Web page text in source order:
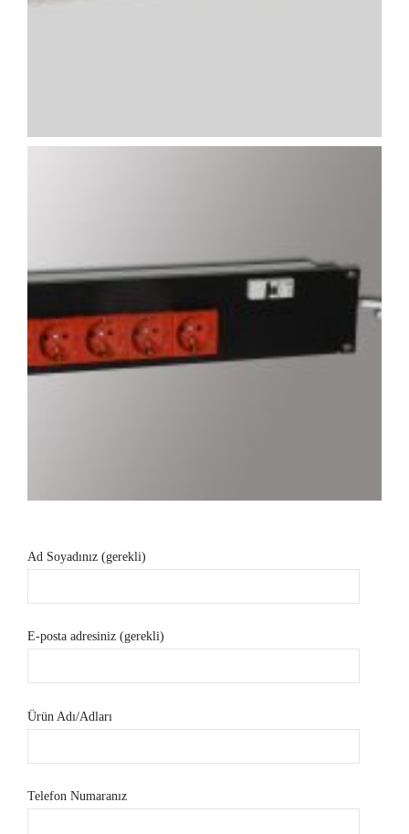
Ad Soyadınız (gerekli)
E-posta adresiniz (gerekli)
Ürün Adı/Adları
Telefon Numaranız